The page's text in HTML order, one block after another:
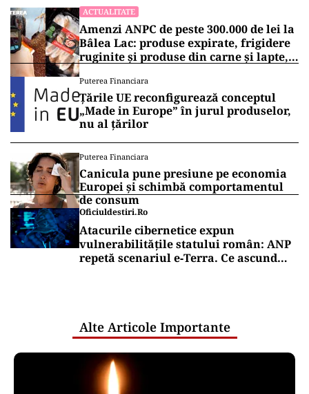
ACTUALITATE
Amenzi ANPC de peste 300.000 de lei la
Bâlea Lac: produse expirate, frigidere
ruginite și produse din carne și lapte,
Puterea Financiara
Țările UE reconfigurează conceptul
„Made in Europe” în jurul produselor,
nu al țărilor
Puterea Financiara
Canicula pune presiune pe economia
Europei și schimbă comportamentul
de consum
Oficiuldestiri.ro
Atacurile cibernetice expun
vulnerabilitățile statului român: ANP
repetă scenariul e‑Terra. Ce ascund
Alte Articole Importante